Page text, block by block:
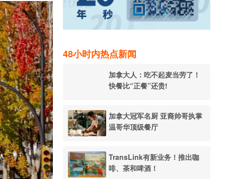
48小时内热点新闻
加拿大人：吃不起麦当劳了！
快餐比“正餐”还贵!
加拿大冠军名厨 亚裔帅哥执掌
温哥华顶级餐厅
TransLink有新业务！推出咖
啡、茶和啤酒！